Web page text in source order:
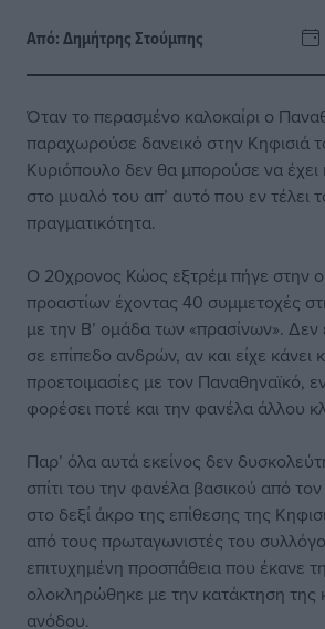
Από:Δημήτρης Στούμπης
Όταν το περασμένο καλοκαίρι ο
παραχωρούσε δανεικό στην Κηφισιά
Κυριόπουλο δεν θα μπορούσε να έχει
στο μυαλό του απ’ αυτό που εν τέλει
πραγματικότητα.
Ο 20χρονος Κώος εξτρέμ πήγε στην
προαστίων έχοντας 40 συμμετοχές
με την Β’ ομάδα των «πρασίνων». Δεν
σε επίπεδο ανδρών, αν και είχε κάνει
προετοιμασίες με τον Παναθηναϊκό,
φορέσει ποτέ και την φανέλα άλλου
Παρ’ όλα αυτά εκείνος δεν
σπίτι του την φανέλα βασικού από
στο δεξί άκρο της επίθεσης της
από τους πρωταγωνιστές του
επιτυχημένη προσπάθεια που έκανε
ολοκληρώθηκε με την κατάκτηση της
ανόδου.